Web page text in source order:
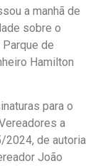
a manhã de
sobre o
de
Hamilton
para o
a
2024, de autoria
João